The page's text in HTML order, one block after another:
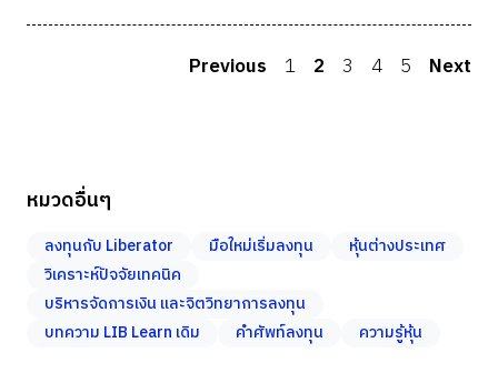
Previous 1 2 3 4 5 Next
หมวดอื่นๆ
ลงทุนกับ Liberator มือใหม่เริ่มลงทุน
หุ้นต่างประเทศ
วิเคราะห์ปัจจัยเทคนิค
บริหารจัดการเงิน และจิตวิทยาการลงทุน
บทความ LIB Learn เดิม
คำศัพท์ลงทุน ความรู้หุ้น